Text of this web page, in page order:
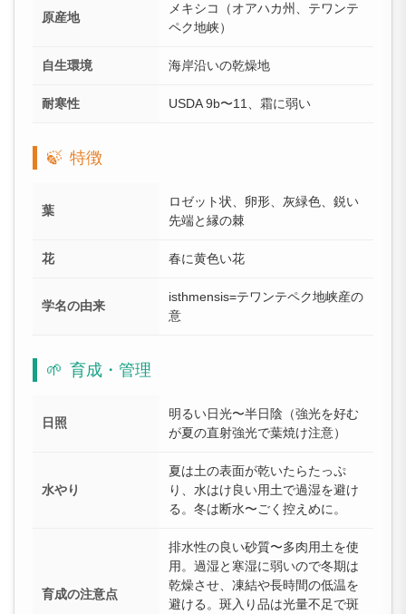
原産地
メキシコ（オアハカ州、テワンテ
ペク地峡）
自生環境 海岸沿いの乾燥地
耐寒性 USDA 9b〜11、霜に弱い
🍃 特徴
葉
ロゼット状、卵形、灰緑色、鋭い
先端と縁の棘
花 春に黄色い花
学名の由来
isthmensis=テワンテペク地峡産の
意
🌱 育成・管理
日照
明るい日光〜半日陰（強光を好む
が夏の直射強光で葉焼け注意）
水やり
夏は土の表面が乾いたらたっぷ
り、水はけ良い用土で過湿を避け
る。冬は断水〜ごく控えめに。
育成の注意点
排水性の良い砂質〜多肉用土を使
用。過湿と寒湿に弱いので冬期は
乾燥させ、凍結や長時間の低温を
避ける。斑入り品は光量不足で斑